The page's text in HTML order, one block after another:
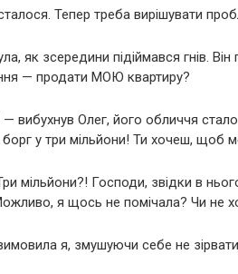
Тепер треба вирішувати
як зсередини підіймався гнів.
— продати МОЮ квартиру?
Олег, його обличчя
у три мільйони! Ти хочеш, щоб
мільйони?! Господи, звідки в
я щось не помічала? Чи не
я, змушуючи себе не